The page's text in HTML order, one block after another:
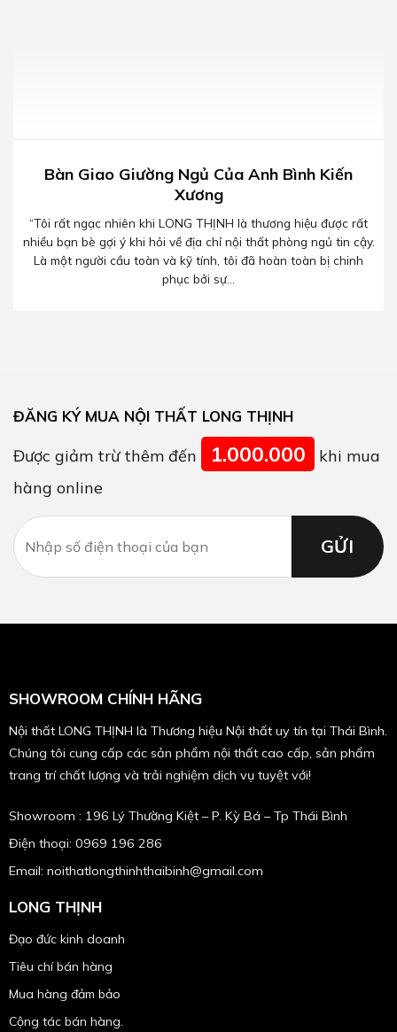
Bàn Giao Giường Ngủ Của Anh Bình Kiến
Xương
“Tôi rất ngạc nhiên khi LONG THỊNH là thương hiệu được rất
nhiều bạn bè gợi ý khi hỏi về địa chỉ nội thất phòng ngủ tin cậy.
Là một người cầu toàn và kỹ tính, tôi đã hoàn toàn bị chinh
phục bởi sự...
ĐĂNG KÝ MUA NỘI THẤT LONG THỊNH
Được giảm trừ thêm đến 1.000.000
khi mua
hàng online
SHOWROOM CHÍNH HÃNG
Nội thất LONG THỊNH là Thương hiệu Nội thất uy tín tại Thái Bình.
Chúng tôi cung cấp các sản phẩm nội thất cao cấp, sản phẩm
trang trí chất lượng và trải nghiệm dịch vụ tuyệt với!
Showroom : 196 Lý Thường Kiệt – P. Kỳ Bá – Tp Thái Bình
Điện thoại: 0969 196 286
Email: noithatlongthinhthaibinh@gmail.com
LONG THỊNH
Đạo đức kinh doanh
Tiêu chí bán hàng
Mua hàng đảm bảo
Cộng tác bán hàng.